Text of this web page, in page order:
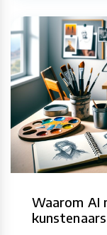
Waarom AI